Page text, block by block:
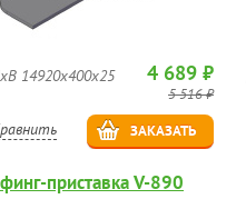
14920х400х25 4 689 ₽
5 516 ₽
ЗАКАЗАТЬ
приставка V-890